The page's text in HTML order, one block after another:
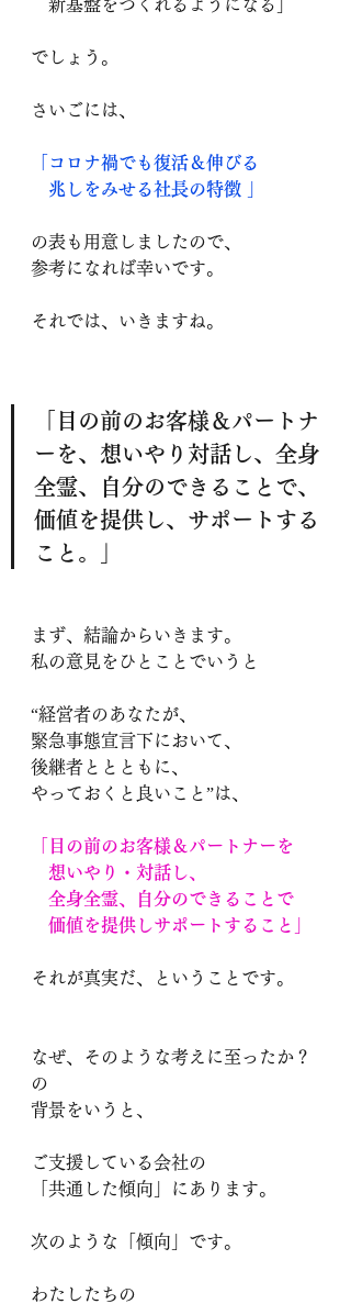
新基盤をつくれるようになる」
でしょう。
さいごには、
「コロナ禍でも復活＆伸びる
兆しをみせる社長の特徴 」
の表も用意しましたので、
参考になれば幸いです。
それでは、いきますね。
「目の前のお客様＆パートナ
ーを、想いやり対話し、全身
全霊、自分のできることで、
価値を提供し、サポートする
こと。」
まず、結論からいきます。
私の意見をひとことでいうと
“経営者のあなたが、
緊急事態宣言下において、
後継者ととともに、
やっておくと良いこと”は、
「目の前のお客様＆パートナーを
想いやり・対話し、
全身全霊、自分のできることで
価値を提供しサポートすること」
それが真実だ、ということです。
なぜ、そのような考えに至ったか？
の
背景をいうと、
ご支援している会社の
「共通した傾向」にあります。
次のような「傾向」です。
わたしたちの